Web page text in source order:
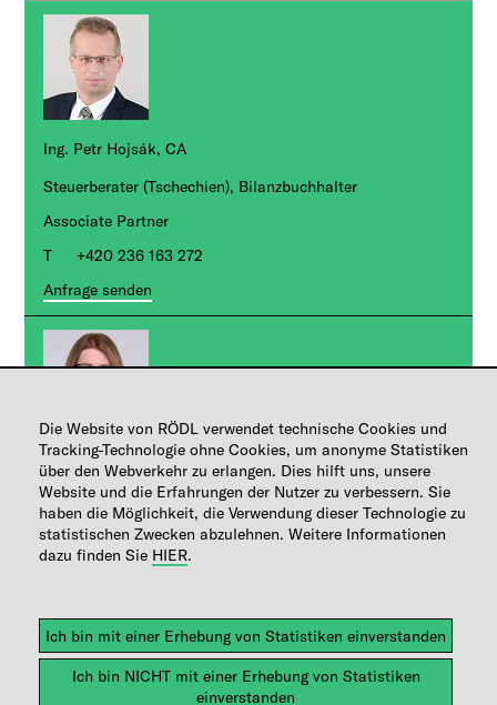
Die Website von RÖDL verwendet technische Cookies und
Tracking-Technologie ohne Cookies, um anonyme Statistiken
über den Webverkehr zu erlangen. Dies hilft uns, unsere
Website und die Erfahrungen der Nutzer zu verbessern. Sie
haben die Möglichkeit, die Verwendung dieser Technologie zu
statistischen Zwecken abzulehnen. Weitere Informationen
dazu finden Sie HIER.
Ing. Petr Hojsák, CA
Steuerberater (Tschechien), Bilanzbuchhalter
Associate Partner
+420 236 163 272
Anfrage senden
Monika Füleová
Finanzbuchhalterin, SAP-Spezialist
Manager
+420 236 163 136
Hilfe | Sitemap | Impressum | Copyright | Disclaimer |
Datenschutz | EU-Vertreter Datenschutz